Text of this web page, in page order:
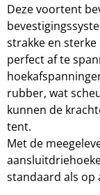
Deze voortent
strakke en
perfect af te
rubber, wat
kunnen de
tent.
Met de
standaard als op